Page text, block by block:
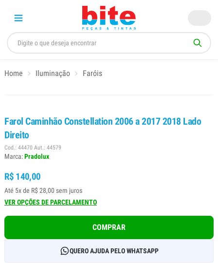
Home Iluminação Faróis
Farol Caminhão Constellation 2006 a 2017 2018 Lado
Direito
Cod.: 44470 Aut.: 44579
Marca:Pradolux
R$ 140,00
Até 5x de R$ 28,00 sem juros
VER OPÇÕES DE PARCELAMENTO
COMPRAR
QUERO AJUDA PELO WHATSAPP